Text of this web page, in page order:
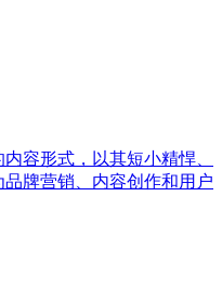
容形式，以其短小精悍、
牌营销、内容创作和用户